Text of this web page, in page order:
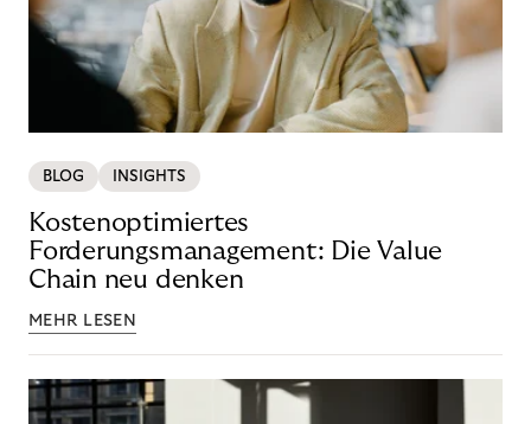
BLOG INSIGHTS
Kostenoptimiertes
Forderungsmanagement: Die Value
Chain neu denken
MEHR LESEN